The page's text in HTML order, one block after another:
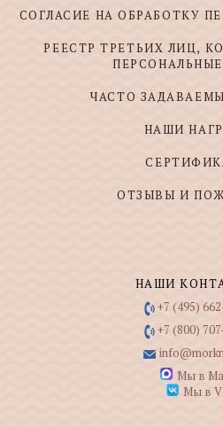
СОГЛАСИЕ НА ОБРАБОТКУ
РЕЕСТР ТРЕТЬИХ ЛИЦ,
ЧАСТО
НАШИ
ОТЗЫВЫ И
НАШИ
+7 (495)
+7 (800)
Мы в
Мы в